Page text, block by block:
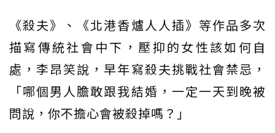
《殺夫》、《北港香爐人人插》等作品多次
描寫傳統社會中下，壓抑的女性該如何自
處，李昂笑說，早年寫殺夫挑戰社會禁忌，
「哪個男人膽敢跟我結婚，一定一天到晚被
問說，你不擔心會被殺掉嗎？」